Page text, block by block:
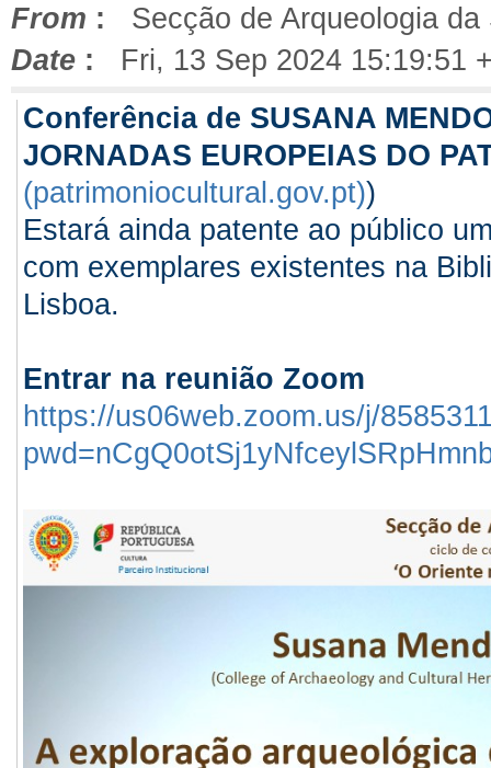
From : Secção de Arqueologia da
Date : Fri, 13 Sep 2024 15:19:51
Conferência de SUSANA
JORNADAS EUROPEIAS DO
(patrimoniocultural.gov.pt))
Estará ainda patente ao público
com exemplares existentes na
Lisboa.
Entrar na reunião Zoom
https://us06web.zoom.us/j/